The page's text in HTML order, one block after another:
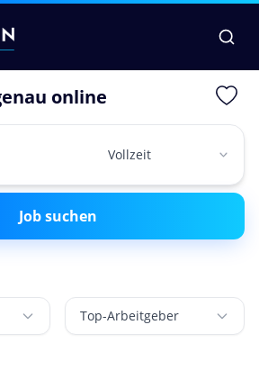
online
Job suchen
Top-Arbeitgeber